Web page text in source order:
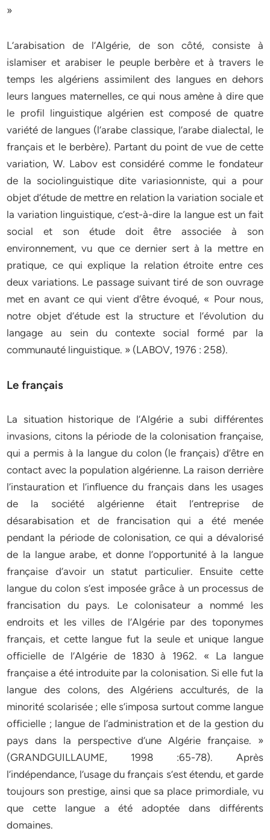
»
L’arabisation de l’Algérie, de son côté, consiste à
islamiser et arabiser le peuple berbère et à travers le
temps les algériens assimilent des langues en dehors
leurs langues maternelles, ce qui nous amène à dire que
le profil linguistique algérien est composé de quatre
variété de langues (l’arabe classique, l’arabe dialectal, le
français et le berbère). Partant du point de vue de cette
variation, W. Labov est considéré comme le fondateur
de la sociolinguistique dite variasionniste, qui a pour
objet d’étude de mettre en relation la variation sociale et
la variation linguistique, c’est-à-dire la langue est un fait
social et son étude doit être associée à son
environnement, vu que ce dernier sert à la mettre en
pratique, ce qui explique la relation étroite entre ces
deux variations. Le passage suivant tiré de son ouvrage
met en avant ce qui vient d’être évoqué, « Pour nous,
notre objet d’étude est la structure et l’évolution du
langage au sein du contexte social formé par la
communauté linguistique. » (LABOV, 1976 : 258).
Le français
La situation historique de l’Algérie a subi différentes
invasions, citons la période de la colonisation française,
qui a permis à la langue du colon (le français) d’être en
contact avec la population algérienne. La raison derrière
l’instauration et l’influence du français dans les usages
de la société algérienne était l’entreprise de
désarabisation et de francisation qui a été menée
pendant la période de colonisation, ce qui a dévalorisé
de la langue arabe, et donne l’opportunité à la langue
française d’avoir un statut particulier. Ensuite cette
langue du colon s’est imposée grâce à un processus de
francisation du pays. Le colonisateur a nommé les
endroits et les villes de l’Algérie par des toponymes
français, et cette langue fut la seule et unique langue
officielle de l’Algérie de 1830 à 1962. « La langue
française a été introduite par la colonisation. Si elle fut la
langue des colons, des Algériens acculturés, de la
minorité scolarisée ; elle s’imposa surtout comme langue
officielle ; langue de l’administration et de la gestion du
pays dans la perspective d’une Algérie française. »
(GRANDGUILLAUME, 1998 :65-78). Après
l’indépendance, l’usage du français s’est étendu, et garde
toujours son prestige, ainsi que sa place primordiale, vu
que cette langue a été adoptée dans différents
domaines.